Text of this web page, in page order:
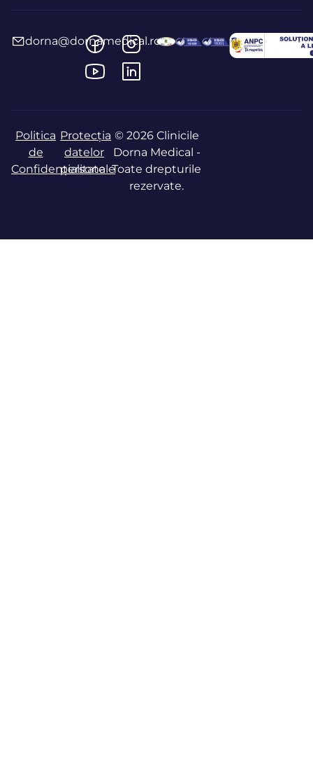
dorna@dornamedical.ro
Politica
de
Confidențialitate
Protecția
datelor
personale
© 2026 Clinicile
Dorna Medical -
Toate drepturile
rezervate.